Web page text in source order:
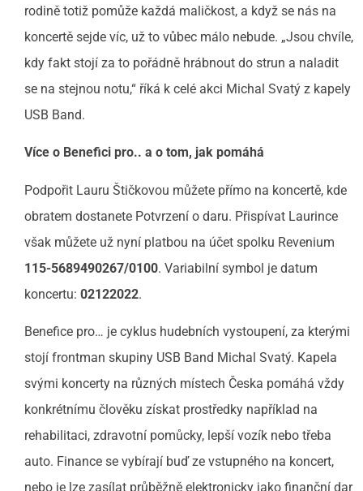
rodině totiž pomůže každá maličkost, a když se nás na
koncertě sejde víc, už to vůbec málo nebude. „Jsou chvíle,
kdy fakt stojí za to pořádně hrábnout do strun a naladit
se na stejnou notu,“ říká k celé akci Michal Svatý z kapely
USB Band.
Více o Benefici pro.. a o tom, jak pomáhá
Podpořit Lauru Štičkovou můžete přímo na koncertě, kde
obratem dostanete Potvrzení o daru. Přispívat Laurince
však můžete už nyní platbou na účet spolku Revenium
115-5689490267/0100. Variabilní symbol je datum
koncertu: 02122022.
Benefice pro… je cyklus hudebních vystoupení, za kterými
stojí frontman skupiny USB Band Michal Svatý. Kapela
svými koncerty na různých místech Česka pomáhá vždy
konkrétnímu člověku získat prostředky například na
rehabilitaci, zdravotní pomůcky, lepší vozík nebo třeba
auto. Finance se vybírají buď ze vstupného na koncert,
nebo je lze zasílat průběžně elektronicky jako finanční dar